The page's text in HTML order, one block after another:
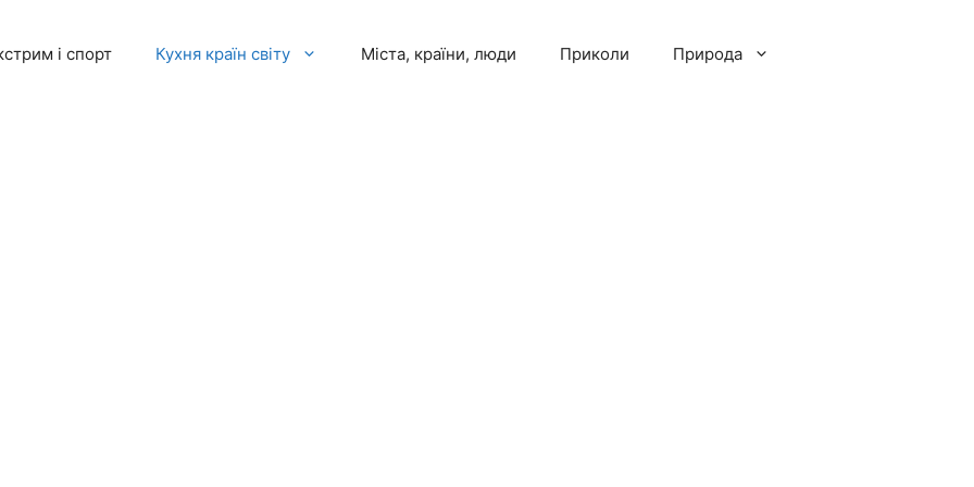
і спорт Кухня країн світу Міста, країни, люди Приколи Природа